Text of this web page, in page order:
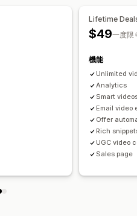
Lifetime
$49一度限
機能
Unlimited
Analytics
Smart
Email video
Offer
Rich
UGC video
Sales page